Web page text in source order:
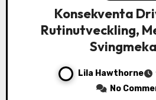
Konsekventa
Rutinutveckling,
Lila Hawthorne
No